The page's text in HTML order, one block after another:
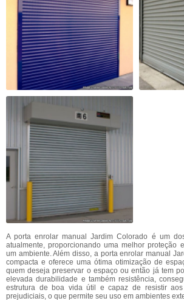
A porta enrolar manual Jardim Colorado é um
atualmente, proporcionando uma melhor proteção
um ambiente. Além disso, a porta enrolar manual
compacta e oferece uma ótima otimização de
quem deseja preservar o espaço ou então já tem
elevada durabilidade e também resistência,
estrutura de boa vida útil e capaz de resistir
prejudiciais, o que permite seu uso em ambientes